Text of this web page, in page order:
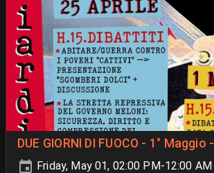
DUE GIORNI DI FUOCO - 1° Maggio -
Friday, May 01, 02:00 PM-12:00 AM